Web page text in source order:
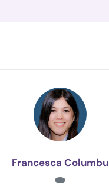
Francesca Columbu